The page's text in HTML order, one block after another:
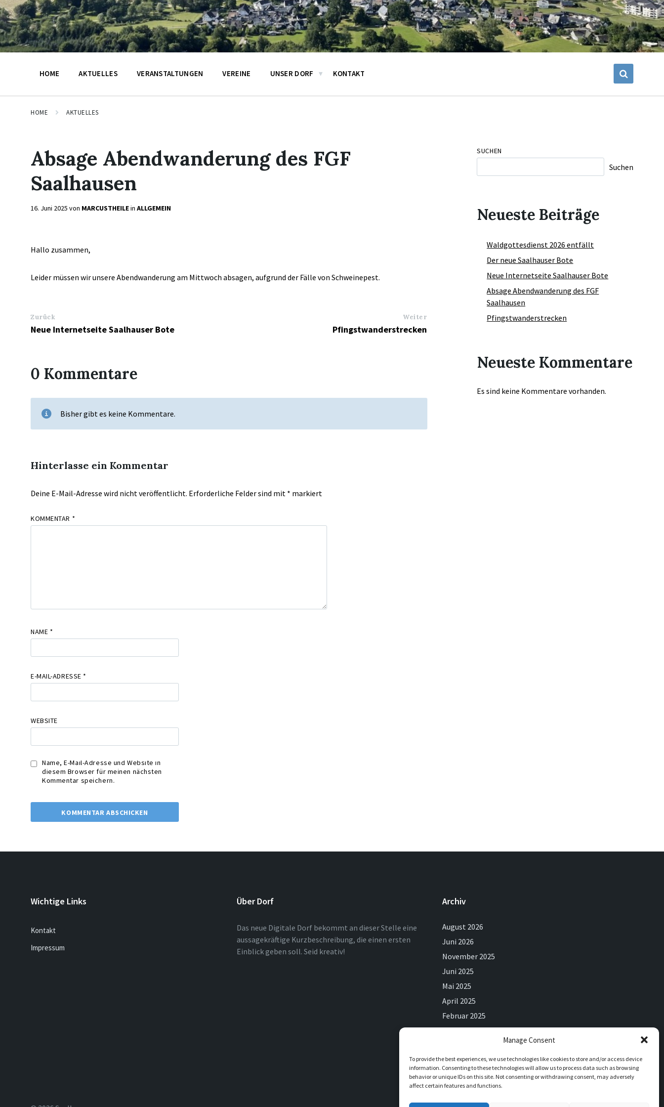
Manage Consent
To provide the best experiences, we use technologies like cookies to store and/or access device
information. Consenting to these technologies will allow us to process data such as browsing
behavior or unique IDs on this site. Not consenting or withdrawing consent, may adversely
affect certain features and functions.
HOME AKTUELLES VERANSTALTUNGEN VEREINE UNSER DORF KONTAKT
HOME AKTUELLES
Absage Abendwanderung des FGF
Saalhausen
16. Juni 2025 von MARCUSTHEILEin ALLGEMEIN
Hallo zusammen,
Leider müssen wir unsere Abendwanderung am Mittwoch absagen, aufgrund der Fälle von Schweinepest.
Zurück
Neue Internetseite Saalhauser Bote
Weiter
Pfingstwanderstrecken
0 Kommentare
Bisher gibt es keine Kommentare.
Hinterlasse ein Kommentar
Deine E-Mail-Adresse wird nicht veröffentlicht. Erforderliche Felder sind mit * markiert
KOMMENTAR *
NAME *
E-MAIL-ADRESSE *
WEBSITE
Name, E-Mail-Adresse und Website in
diesem Browser für meinen nächsten
Kommentar speichern.
SUCHEN
Suchen
Neueste Beiträge
Waldgottesdienst 2026 entfällt
Der neue Saalhauser Bote
Neue Internetseite Saalhauser Bote
Absage Abendwanderung des FGF
Saalhausen
Pfingstwanderstrecken
Neueste Kommentare
Es sind keine Kommentare vorhanden.
Wichtige Links
Kontakt
Impressum
Über Dorf
Das neue Digitale Dorf bekommt an dieser Stelle eine
aussagekräftige Kurzbeschreibung, die einen ersten
Einblick geben soll. Seid kreativ!
Archiv
August 2026
Juni 2026
November 2025
Juni 2025
Mai 2025
April 2025
Februar 2025
Dezember 2024
Juli 2024
Juni 2024